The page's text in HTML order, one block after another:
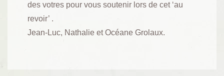
des votres pour vous soutenir lors de cet ‘au
revoir’ .
Jean-Luc, Nathalie et Océane Grolaux.